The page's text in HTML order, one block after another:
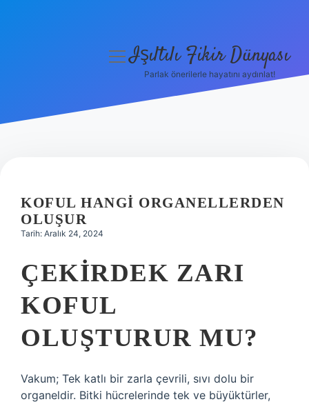
menüyüIşıltılı Fikir Dünyası
Parlak önerilerle hayatını aydınlat!
KOFUL HANGI ORGANELLERDEN
OLUŞUR
Tarih: Aralık 24, 2024
ÇEKIRDEK ZARI
KOFUL
OLUŞTURUR MU?
Vakum; Tek katlı bir zarla çevrili, sıvı dolu bir
organeldir. Bitki hücrelerinde tek ve büyüktürler,